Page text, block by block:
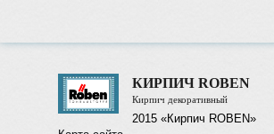
КИРПИЧ ROBEN
Кирпич декоративный
2015 «Кирпич ROBEN»